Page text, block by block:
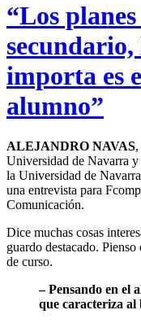
“Los
importa es
alumno”
ALEJANDRO NAVAS
Universidad de Navarra
la Universidad de
una entrevista para
Comunicación.
Dice muchas cosas
guardo destacado.
de curso.
– Pensando en el
que caracteriza al